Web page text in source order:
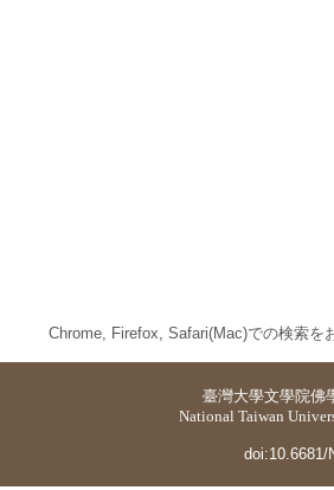
Chrome, Firefox, Safari(Mac)での検索を
臺灣大學文學院佛
National Taiwan
doi:10.6681/